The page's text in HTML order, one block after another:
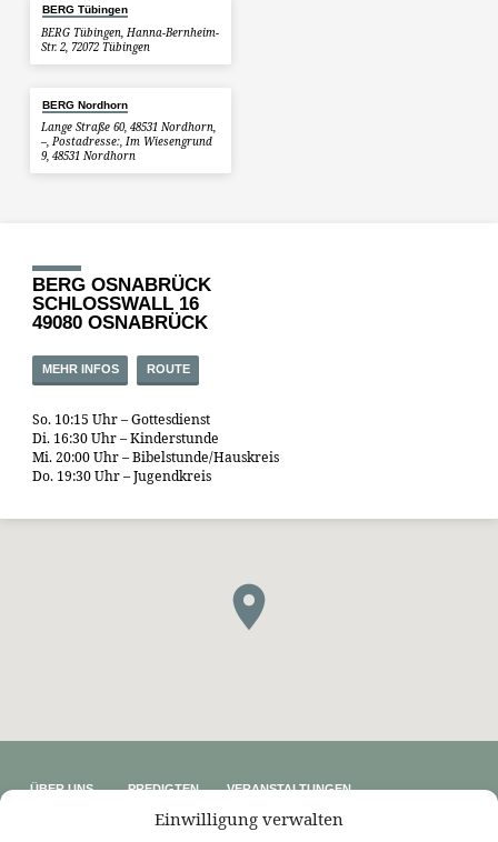
Einwilligung verwalten
BERG Tübingen
BERG Tübingen, Hanna-Bernheim-
Str. 2, 72072 Tübingen
BERG Nordhorn
Lange Straße 60, 48531 Nordhorn,
–, Postadresse:, Im Wiesengrund
9, 48531 Nordhorn
BERG OSNABRÜCK
SCHLOSSWALL 16
49080 OSNABRÜCK
MEHR INFOS ROUTE
So. 10:15 Uhr – Gottesdienst
Di. 16:30 Uhr – Kinderstunde
Mi. 20:00 Uhr – Bibelstunde/Hauskreis
Do. 19:30 Uhr – Jugendkreis
ÜBER UNS
PREDIGTEN
Predigtreihen
VERANSTALTUNGEN
Sommerfreizeit